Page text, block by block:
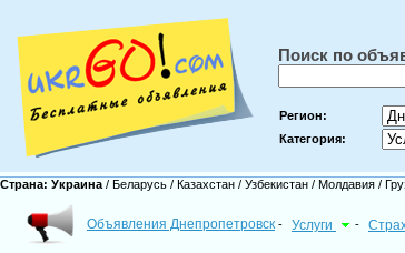
Поиск по
Регион:
Категория:
Страна: Украина / Беларусь / Казахстан / Узбекистан / Молдавия /
Объявления Днепропетровск - Услуги -